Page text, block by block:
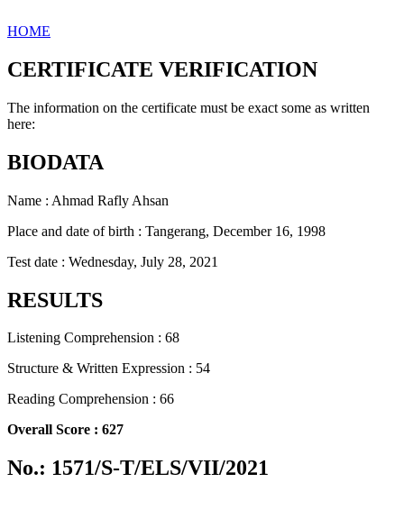
HOME
CERTIFICATE VERIFICATION
The information on the certificate must be exact some as written
here:
BIODATA
Name : Ahmad Rafly Ahsan
Place and date of birth : Tangerang, December 16, 1998
Test date : Wednesday, July 28, 2021
RESULTS
Listening Comprehension : 68
Structure & Written Expression : 54
Reading Comprehension : 66
Overall Score : 627
No.: 1571/S-T/ELS/VII/2021